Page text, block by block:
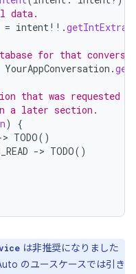
data.
= intent!! .getIntExtra
for that
YourAppConversation .
that was requested
a later section.
)
{
> TODO()
-> TODO()
は非推奨になりました
のユースケースでは引き